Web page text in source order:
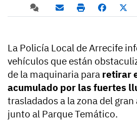
La Policía Local de Arrecife
vehículos que están
de la maquinaria para retirar
acumulado por las fuertes
trasladados a la zona del
junto al Parque Temático.